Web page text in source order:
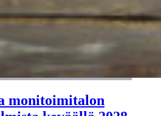
monitoimitalon